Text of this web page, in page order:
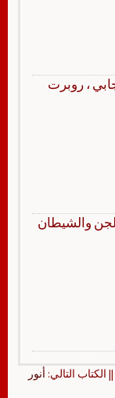
، روبرت
والشيطان
|| الكتاب التالي: أنور